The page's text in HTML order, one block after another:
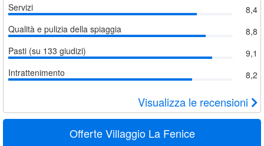
Servizi
8,4
Qualità e pulizia della spiaggia
8,8
Pasti (su 133 giudizi)
9,1
Intrattenimento
8,2
Visualizza le recensioni
Offerte Villaggio La Fenice